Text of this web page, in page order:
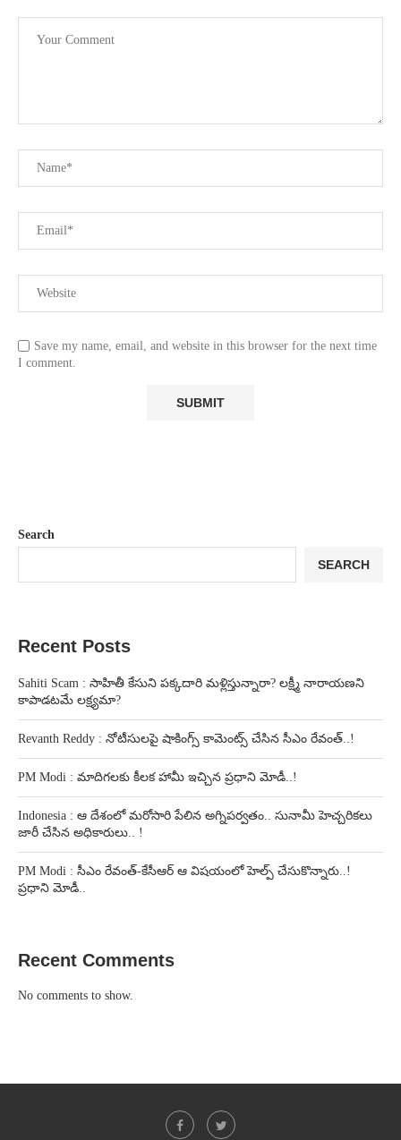
Save my name, email, and website in this browser for the next time
I comment.
Search
SEARCH
Recent Posts
Sahiti Scam : సాహితీ కేసుని పక్కదారి మళ్లిస్తున్నారా? లక్ష్మీ నారాయణని
కాపాడటమే లక్ష్యమా?
Revanth Reddy : నోటీసులపై షాకింగ్స్ కామెంట్స్ చేసిన సీఎం రేవంత్..!
PM Modi : మాదిగలకు కీలక హామీ ఇచ్చిన ప్రధాని మోడీ..!
Indonesia : ఆ దేశంలో మరోసారి పేలిన అగ్నిపర్వతం.. సునామీ హెచ్చరికలు
జారీ చేసిన అధికారులు.. !
PM Modi : సీఎం రేవంత్-కేసీఆర్ ఆ విషయంలో హెల్ప్ చేసుకొన్నారు..!
ప్రధాని మోడీ..
Recent Comments
No comments to show.